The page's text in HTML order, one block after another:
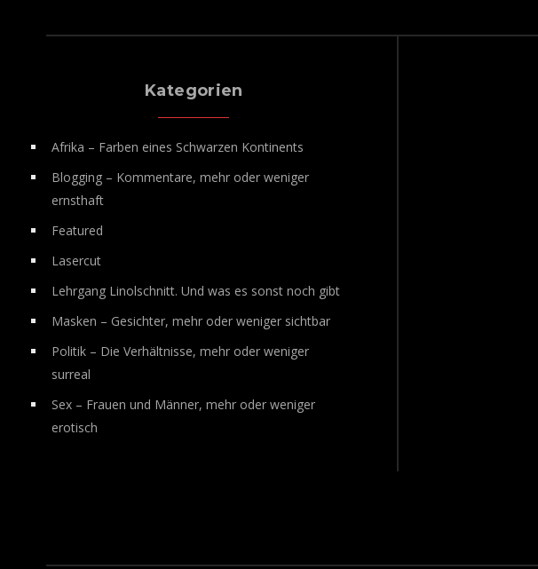
Kategorien
Afrika – Farben eines Schwarzen Kontinents
Blogging – Kommentare, mehr oder weniger
ernsthaft
Featured
Lasercut
Lehrgang Linolschnitt. Und was es sonst noch gibt
Masken – Gesichter, mehr oder weniger sichtbar
Politik – Die Verhältnisse, mehr oder weniger
surreal
Sex – Frauen und Männer, mehr oder weniger
erotisch